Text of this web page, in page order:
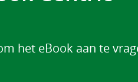
het eBook aan te